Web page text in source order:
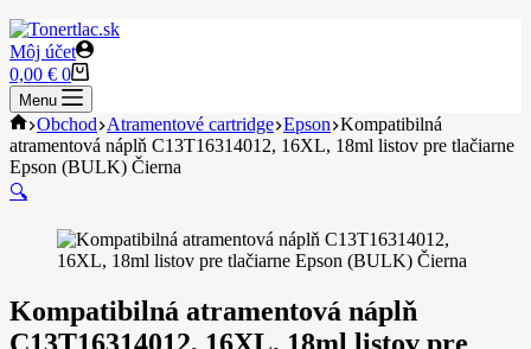
Môj účet
Shopping
cart
0,00 € 0
Menu
Home
Obchod Atramentové cartridge Epson Kompatibilná
atramentová náplň C13T16314012, 16XL, 18ml listov pre tlačiarne
Epson (BULK) Čierna
🔍
Kompatibilná atramentová náplň